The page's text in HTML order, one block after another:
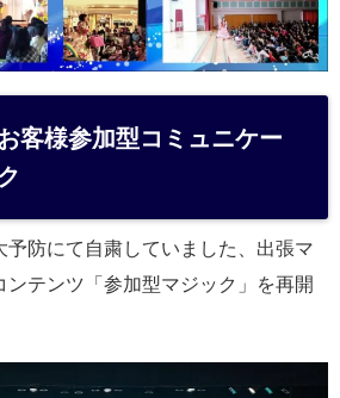
客様参加型コミュニケー
予防にて自粛していました、出張マ
ンテンツ「参加型マジック」を再開